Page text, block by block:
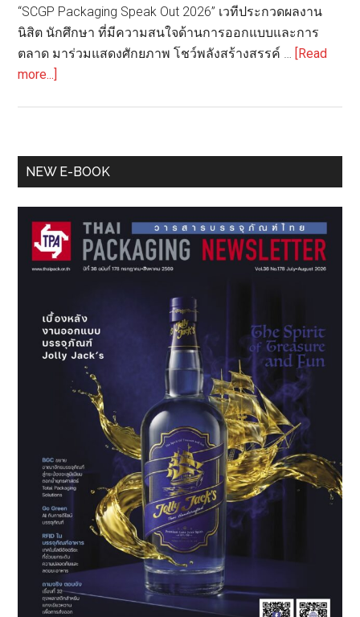
รอบ
60
คน
สุดท้าย
“SCGP Packaging Speak Out 2026” เวทีประกวดผลงาน
นิสิต นักศึกษา ที่มีความสนใจด้านการออกแบบและการ
ตลาด มาร่วมแสดงศักยภาพ โชว์พลังสร้างสรรค์ …
[Read
more...]
ชวน
นิสิต
แสดง
พลัง
สร้างสรรค์
ภัณฑ์
สู่
กลยุทธ์
การ
“SCGP
Packaging
Speak
Out
2026”
เปิด
รับ
Primary
NEW E-BOOK